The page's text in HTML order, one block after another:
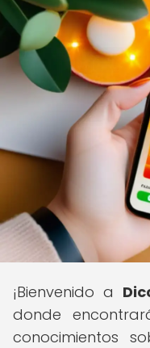
¡Bienvenido a
donde
conocimientos